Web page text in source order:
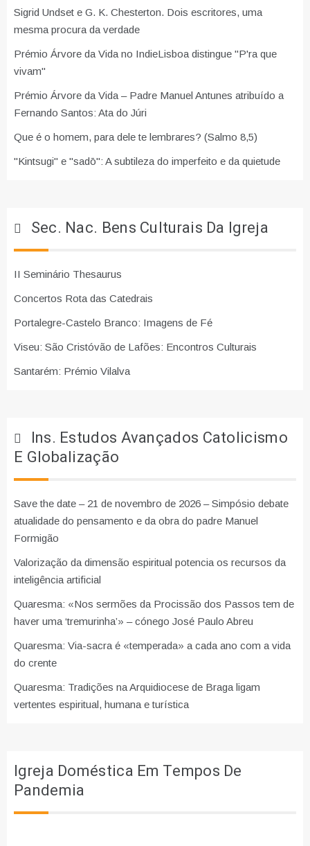
Sigrid Undset e G. K. Chesterton. Dois escritores, uma
mesma procura da verdade
Prémio Árvore da Vida no IndieLisboa distingue "P'ra que
vivam"
Prémio Árvore da Vida – Padre Manuel Antunes atribuído a
Fernando Santos: Ata do Júri
Que é o homem, para dele te lembrares? (Salmo 8,5)
"Kintsugi" e "sadō": A subtileza do imperfeito e da quietude
Sec. Nac. Bens Culturais Da Igreja
II Seminário Thesaurus
Concertos Rota das Catedrais
Portalegre-Castelo Branco: Imagens de Fé
Viseu: São Cristóvão de Lafões: Encontros Culturais
Santarém: Prémio Vilalva
Ins. Estudos Avançados Catolicismo
E Globalização
Save the date – 21 de novembro de 2026 – Simpósio debate
atualidade do pensamento e da obra do padre Manuel
Formigão
Valorização da dimensão espiritual potencia os recursos da
inteligência artificial
Quaresma: «Nos sermões da Procissão dos Passos tem de
haver uma ‘tremurinha’» – cónego José Paulo Abreu
Quaresma: Via-sacra é «temperada» a cada ano com a vida
do crente
Quaresma: Tradições na Arquidiocese de Braga ligam
vertentes espiritual, humana e turística
Igreja Doméstica Em Tempos De
Pandemia